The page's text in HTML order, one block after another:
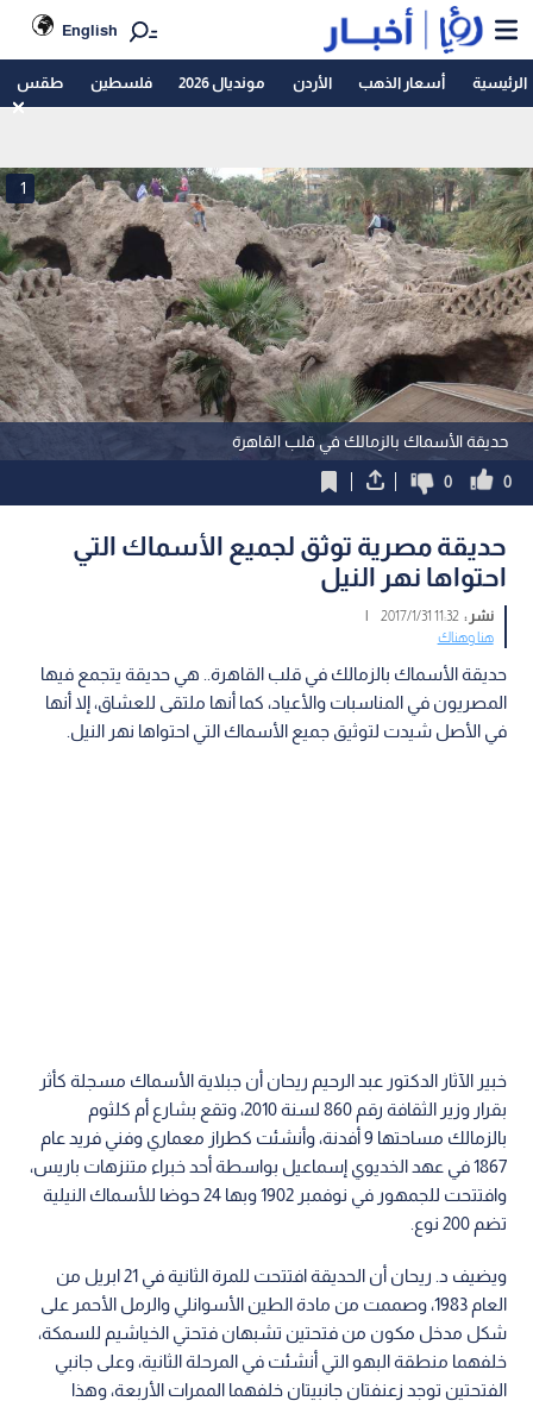
English
الرئيسية أسعار الذهب الأردن مونديال 2026 فلسطين طقس
حديقة الأسماك بالزمالك في قلب القاهرة
1
0
0
حديقة مصرية توثق لجميع الأسماك التي
احتواها نهر النيل
نشر :11:32 2017/1/31
|
هنا وهناك
حديقة الأسماك بالزمالك في قلب القاهرة.. هي حديقة يتجمع فيها
المصريون في المناسبات والأعياد، كما أنها ملتقى للعشاق، إلا أنها
في الأصل شيدت لتوثيق جميع الأسماك التي احتواها نهر النيل.
خبير الآثار الدكتور عبد الرحيم ريحان أن جبلاية الأسماك مسجلة كأثر
بقرار وزير الثقافة رقم 860 لسنة 2010، وتقع بشارع أم كلثوم
بالزمالك مساحتها 9 أفدنة، وأنشئت كطراز معماري وفني فريد عام
1867 في عهد الخديوي إسماعيل بواسطة أحد خبراء متنزهات باريس،
وافتتحت للجمهور في نوفمبر 1902 وبها 24 حوضا للأسماك النيلية
تضم 200 نوع.
ويضيف د. ريحان أن الحديقة افتتحت للمرة الثانية في 21 ابريل من
العام 1983، وصممت من مادة الطين الأسوانلي والرمل الأحمر على
شكل مدخل مكون من فتحتين تشبهان فتحتي الخياشيم للسمكة،
خلفهما منطقة البهو التي أنشئت في المرحلة الثانية، وعلى جانبي
الفتحتين توجد زعنفتان جانبيتان خلفهما الممرات الأربعة، وهذا